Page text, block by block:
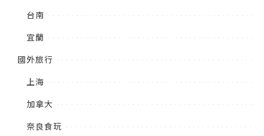
台南
宜蘭
國外旅行
上海
加拿大
奈良食玩